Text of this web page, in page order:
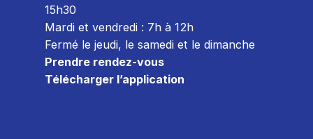
15h30
Mardi et vendredi : 7h à 12h
Fermé le jeudi, le samedi et le dimanche
Prendre rendez-vous
Télécharger l’application